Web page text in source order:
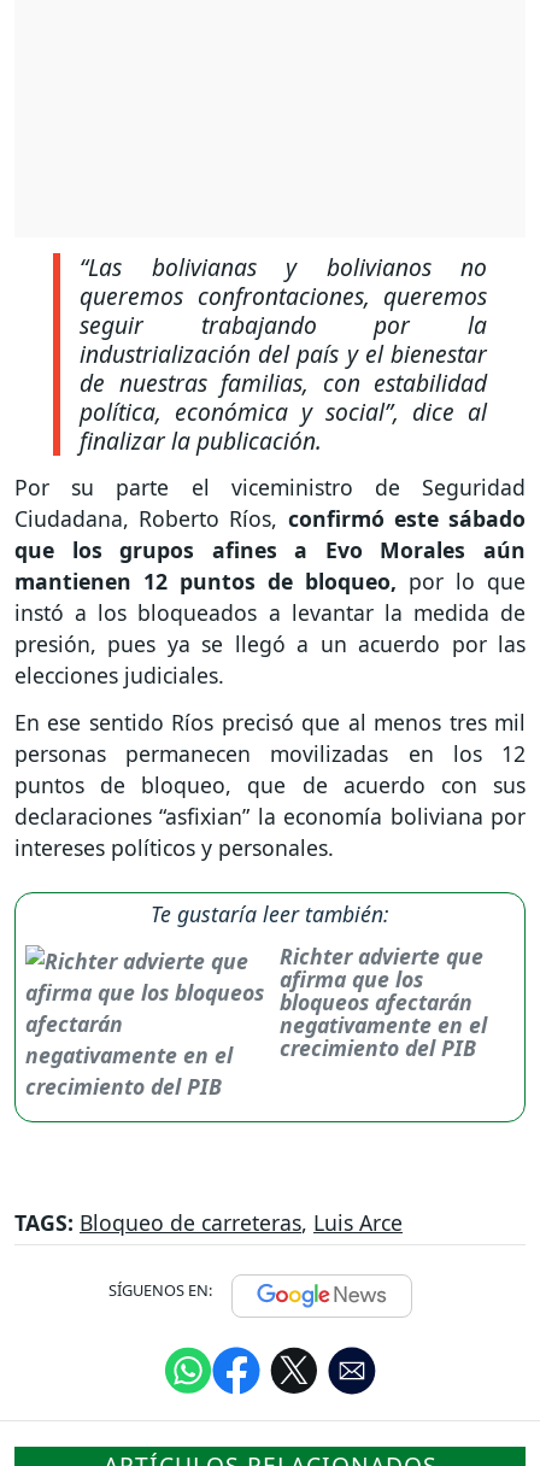
“Las bolivianas y bolivianos no
queremos confrontaciones, queremos
seguir trabajando por la
industrialización del país y el bienestar
de nuestras familias, con estabilidad
política, económica y social”, dice al
finalizar la publicación.
Por su parte el viceministro de Seguridad
Ciudadana, Roberto Ríos, confirmó este sábado
que los grupos afines a Evo Morales aún
mantienen 12 puntos de bloqueo, por lo que
instó a los bloqueados a levantar la medida de
presión, pues ya se llegó a un acuerdo por las
elecciones judiciales.
En ese sentido Ríos precisó que al menos tres mil
personas permanecen movilizadas en los 12
puntos de bloqueo, que de acuerdo con sus
declaraciones “asfixian” la economía boliviana por
intereses políticos y personales.
Te gustaría leer también:
Richter advierte que
afirma que los
bloqueos afectarán
negativamente en el
crecimiento del PIB
TAGS: Bloqueo de carreteras, Luis Arce
SÍGUENOS EN: